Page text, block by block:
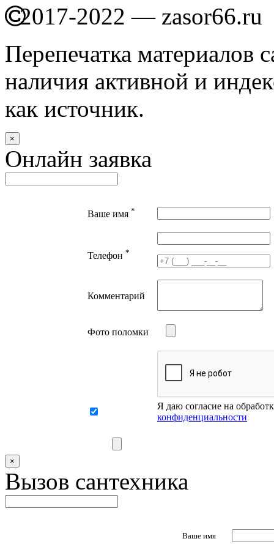
2017-2022 — zasor66.ru
Перепечатка материалов
наличия активной и
как источник.
×
Онлайн заявка
Ваше имя *
Телефон *
Комментарий
Фото поломки
Я даю согласие на
конфиденциальности
×
Вызов сантехника
Ваше имя